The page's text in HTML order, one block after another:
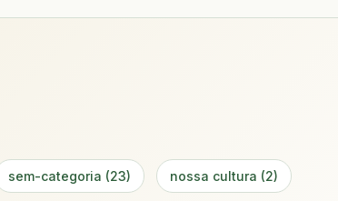
sem-categoria (23) nossa cultura (2)